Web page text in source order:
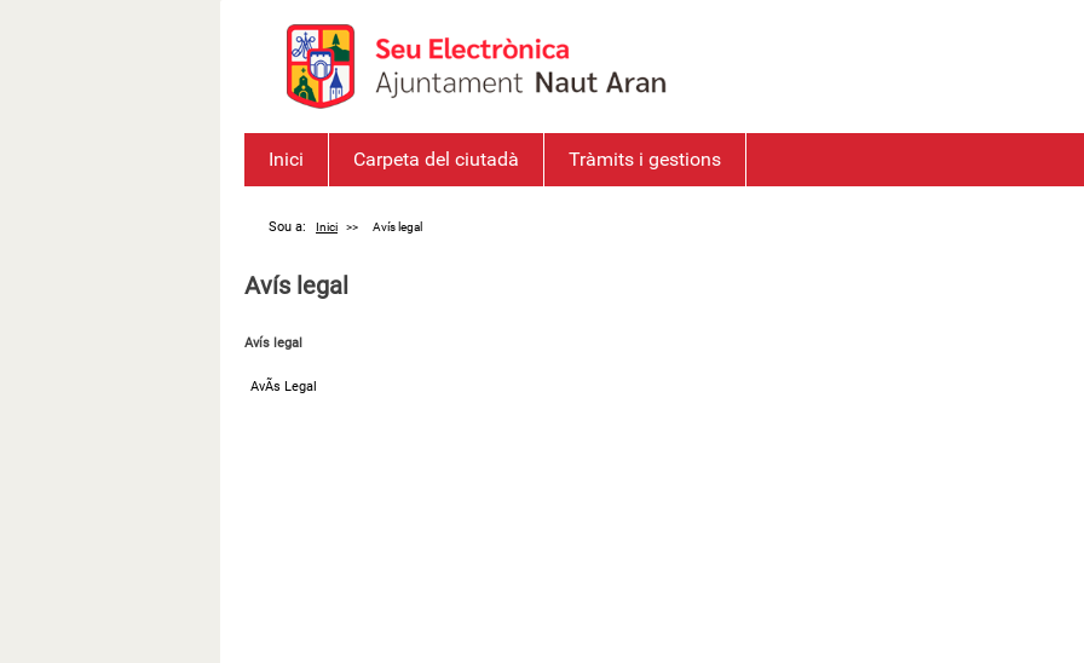
Inici Carpeta del ciutadà Tràmits i gestions
Sou a: Inici >> Avís legal
Avís legal
Avís legal
AvÃ­s Legal